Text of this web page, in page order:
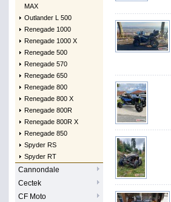
MAX
Outlander L 500
Renegade 1000
Renegade 1000 X
Renegade 500
Renegade 570
Renegade 650
Renegade 800
Renegade 800 X
Renegade 800R
Renegade 800R X
Renegade 850
Spyder RS
Spyder RT
Cannondale
Cectek
CF Moto